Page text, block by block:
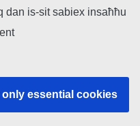
UE
dan is-sit sabiex insaħħu
essential cookies